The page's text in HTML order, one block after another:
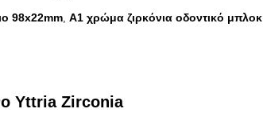
98x22mm, Α1 χρώμα ζιρκόνια οδοντικό μπλοκ
Yttria Zirconia